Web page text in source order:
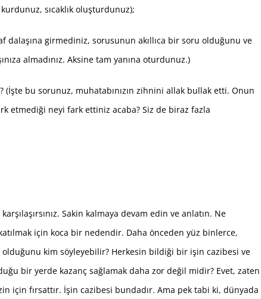
sıcaklık oluşturdunuz);
dalaşına girmediniz, sorusunun akıllıca bir soru olduğunu ve
almadınız. Aksine tam yanına oturdunuz.)
bu sorunuz, muhatabınızın zihnini allak bullak etti. Onun
etmediği neyi fark ettiniz acaba? Siz de biraz fazla
Sakin kalmaya devam edin ve anlatın. Ne
için koca bir nedendir. Daha önceden yüz binlerce,
kim söyleyebilir? Herkesin bildiği bir işin cazibesi ve
bir yerde kazanç sağlamak daha zor değil midir? Evet, zaten
için fırsattır. İşin cazibesi bundadır. Ama pek tabi ki, dünyada